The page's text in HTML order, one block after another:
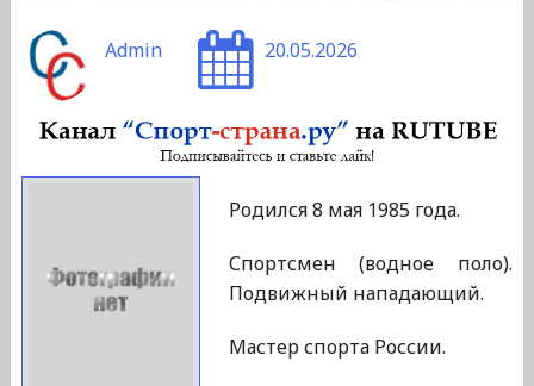
Admin 20.05.2026
Родился 8 мая 1985 года.
Спортсмен (водное поло).
Подвижный нападающий.
Мастер спорта России.